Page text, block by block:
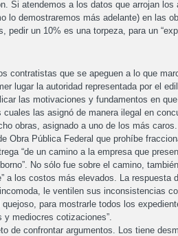
Si atendemos a los datos que arrojan
lo demostraremos más adelante) en las
un 10% es una torpeza, para un
contratistas que se apeguen a lo que
lugar la autoridad representada por el
las motivaciones y fundamentos en
las asignó de manera ilegal en
obras, asignado a uno de los más
Obra Pública Federal que prohíbe
“de un camino a la empresa que
No sólo fue sobre el camino,
a los costos más elevados. La respuesta
le ventilen sus inconsistencias
para mostrarle todos los
mediocres cotizaciones”.
de confrontar argumentos. Los tiene